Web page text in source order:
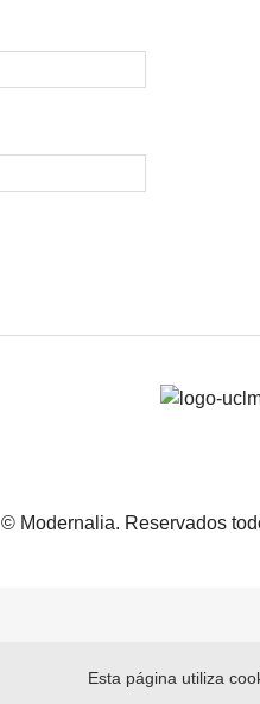
© Modernalia. Reservados
Esta página utiliza